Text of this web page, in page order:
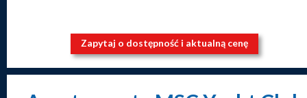
Zapytaj o dostępność i aktualną cenę